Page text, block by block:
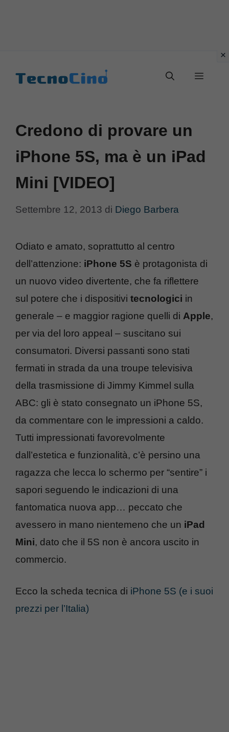
Menu
Credono di provare un
iPhone 5S, ma è un iPad
Mini [VIDEO]
Settembre 12, 2013 di Diego Barbera
Odiato e amato, soprattutto al centro
dell’attenzione: iPhone 5S è protagonista di
un nuovo video divertente, che fa riflettere
sul potere che i dispositivi tecnologici in
generale – e maggior ragione quelli di Apple,
per via del loro appeal – suscitano sui
consumatori. Diversi passanti sono stati
fermati in strada da una troupe televisiva
della trasmissione di Jimmy Kimmel sulla
ABC: gli è stato consegnato un iPhone 5S,
da commentare con le impressioni a caldo.
Tutti impressionati favorevolmente
dall’estetica e funzionalità, c’è persino una
ragazza che lecca lo schermo per “sentire” i
sapori seguendo le indicazioni di una
fantomatica nuova app… peccato che
avessero in mano nientemeno che un iPad
Mini, dato che il 5S non è ancora uscito in
commercio.
Ecco la scheda tecnica di iPhone 5S (e i suoi
prezzi per l’Italia)